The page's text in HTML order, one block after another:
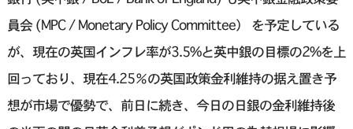
員会 (MPC / Monetary Policy Committee） を予定している
が、現在の英国インフレ率が3.5%と英中銀の目標の2%を上
回っており、現在4.25％の英国政策金利維持の据え置き予
想が市場で優勢で、前日に続き、今日の日銀の金利維持後